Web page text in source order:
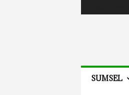
SUMSEL